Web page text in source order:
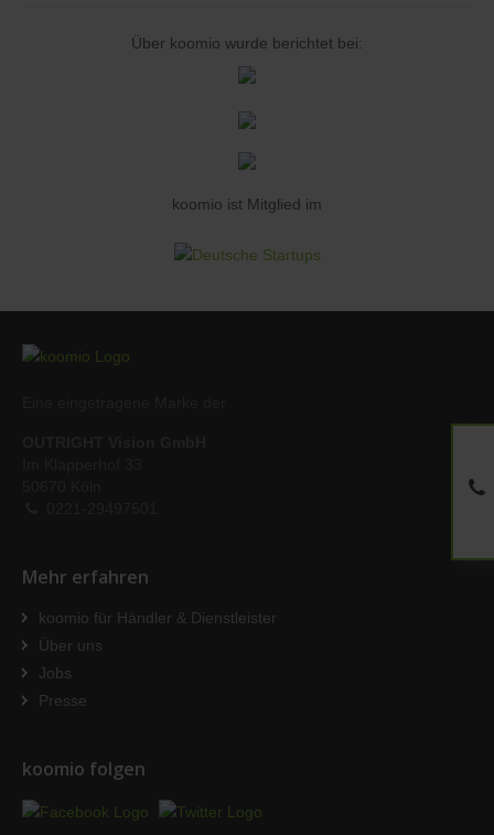
Über koomio wurde berichtet bei:
koomio ist Mitglied im
Mehr erfahren
koomio für Händler & Dienstleister
Über uns
Jobs
Presse
koomio folgen